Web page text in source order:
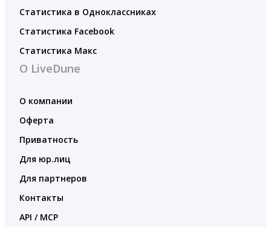
Статистика в Одноклассниках
Статистика Facebook
Статистика Макс
О LiveDune
О компании
Оферта
Приватность
Для юр.лиц
Для партнеров
Контакты
API / MCP